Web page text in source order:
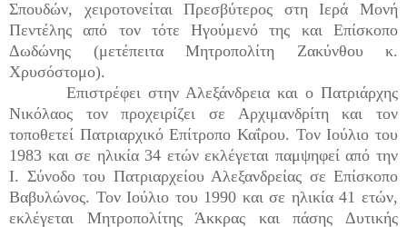
Σπουδών, χειροτονείται Πρεσβύτερος στη Ιερά Μονή
Πεντέλης από τον τότε Ηγούμενό της και Επίσκοπο
Δωδώνης (μετέπειτα Μητροπολίτη Ζακύνθου κ.
Χρυσόστομο).
Επιστρέφει στην Αλεξάνδρεια και ο Πατριάρχης
Νικόλαος τον προχειρίζει σε Αρχιμανδρίτη και τον
τοποθετεί Πατριαρχικό Επίτροπο Καΐρου. Τον Ιούλιο του
1983 και σε ηλικία 34 ετών εκλέγεται παμψηφεί από την
Ι. Σύνοδο του Πατριαρχείου Αλεξανδρείας σε Επίσκοπο
Βαβυλώνος. Τον Ιούλιο του 1990 και σε ηλικία 41 ετών,
εκλέγεται Μητροπολίτης Άκκρας και πάσης Δυτικής